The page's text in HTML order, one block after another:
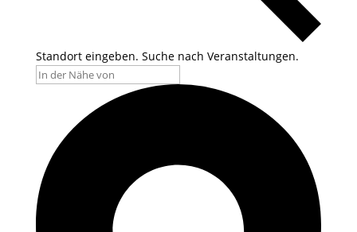
Standort eingeben. Suche nach Veranstaltungen.